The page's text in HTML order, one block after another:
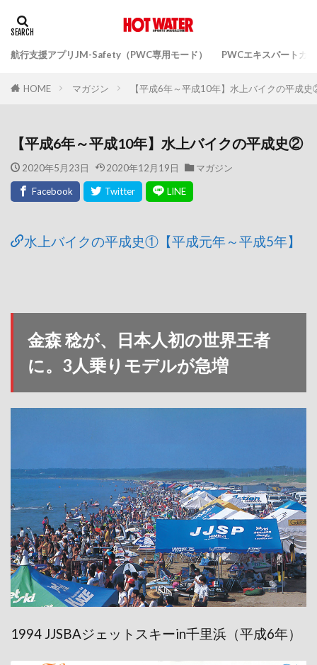
航行支援アプリJM-Safety（PWC専用モード） PWCエキスパートガ
HOME マガジン 【平成6年～平成10年】水上バイクの平成
【平成6年～平成10年】水上バイクの平成史②
2020年5月23日 2020年12月19日 マガジン
水上バイクの平成史①【平成元年～平成5年】
金森 稔が、日本人初の世界王者
に。3人乗りモデルが急増
1994 JJSBAジェットスキーin千里浜（平成6年）